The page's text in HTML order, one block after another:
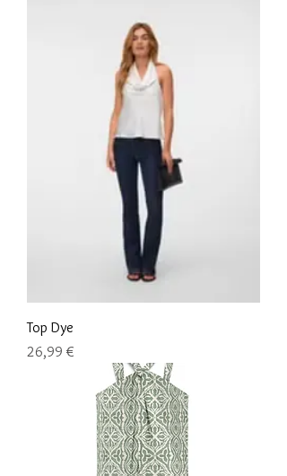
Top Dye
Precio
26,99 €